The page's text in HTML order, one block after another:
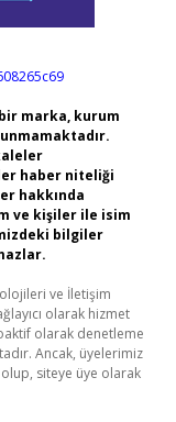
marka, kurum
haber niteliği
hakkında
ve kişiler ile isim
bilgiler
ve İletişim
olarak hizmet
olarak denetleme
Ancak, üyelerimiz
siteye üye olarak